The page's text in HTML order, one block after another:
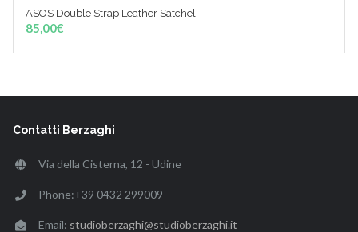
AGGIUNGI AL CARRELLO
ASOS Double Strap Leather Satchel
85,00€
Contatti Berzaghi
Via della Cisterna, 12 - Udine
Phone:+39 0432 299009
Email: studioberzaghi@studioberzaghi.it